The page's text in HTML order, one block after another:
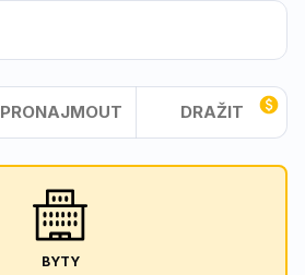
PRONAJMOUT DRAŽIT
BYTY